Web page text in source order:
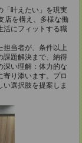
「叶えたい」を現実
店を構え、多様な働
活にフィットする職
担当者が、条件以上
課題解決まで、納得
深い理解：体力的な
寄り添います。プロ
選択肢を提案しま